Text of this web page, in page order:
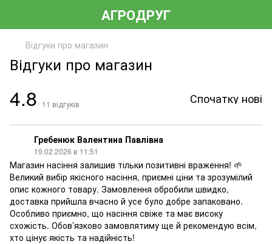
АГРОДРУГ
Відгуки про магазин
Відгуки про магазин
4.8 11 відгуків Спочатку нові
Гребенюк Валентина Павлівна
19.02.2026 в 11:51
Магазин насіння залишив тільки позитивні враження! 🌱
Великий вибір якісного насіння, приємні ціни та зрозумілий
опис кожного товару. Замовлення обробили швидко,
доставка прийшла вчасно й усе було добре запаковано.
Особливо приємно, що насіння свіже та має високу
схожість. Обов’язково замовлятиму ще й рекомендую всім,
хто цінує якість та надійність!